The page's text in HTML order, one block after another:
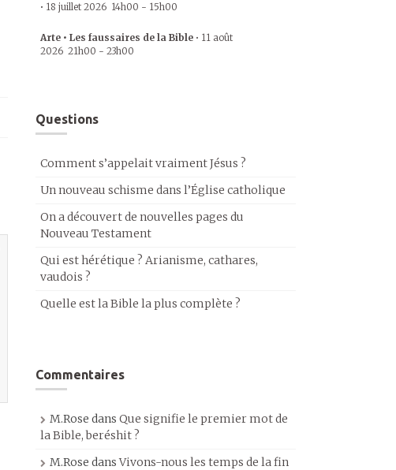
• 18 juillet 2026 14h00 - 15h00
Arte • Les faussaires de la Bible • 11 août
2026 21h00 - 23h00
Questions
Comment s’appelait vraiment Jésus ?
Un nouveau schisme dans l’Église catholique
On a découvert de nouvelles pages du
Nouveau Testament
Qui est hérétique ? Arianisme, cathares,
vaudois ?
Quelle est la Bible la plus complète ?
Commentaires
M.Rose dans Que signifie le premier mot de
la Bible, beréshit ?
M.Rose dansVivons-nous les temps de la fin